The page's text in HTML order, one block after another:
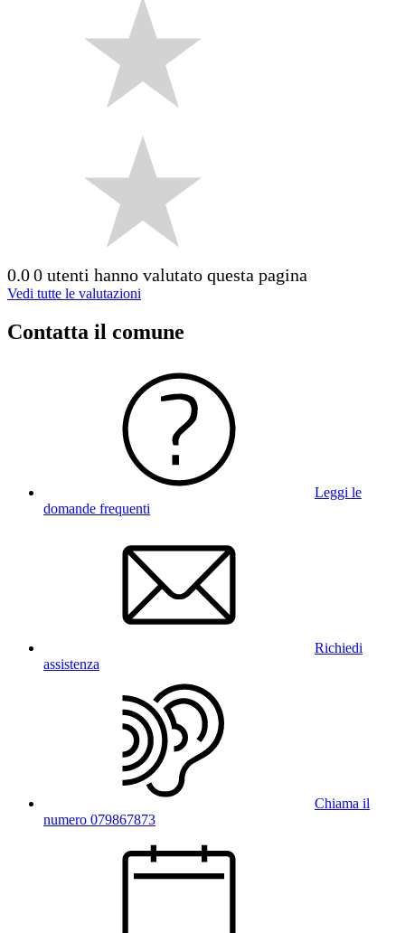
0.00 utenti hanno valutato questa pagina
Vedi tutte le valutazioni
Contatta il comune
Leggi le
domande frequenti
Richiedi
assistenza
Chiama il
numero 079867873